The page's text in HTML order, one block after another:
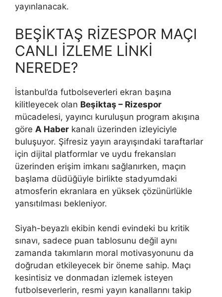
yayınlanacak.
BEŞİKTAŞ RİZESPOR MAÇI
CANLI İZLEME LİNKİ
NEREDE?
İstanbul’da futbolseverleri ekran başına
kilitleyecek olan Beşiktaş – Rizespor
mücadelesi, yayıncı kuruluşun program akışına
göre A Haber kanalı üzerinden izleyiciyle
buluşuyor. Şifresiz yayın arayışındaki taraftarlar
için dijital platformlar ve uydu frekansları
üzerinden erişim imkanı sağlanırken, maçın
başlama düdüğüyle birlikte stadyumdaki
atmosferin ekranlara en yüksek çözünürlükle
yansıtılması bekleniyor.
Siyah-beyazlı ekibin kendi evindeki bu kritik
sınavı, sadece puan tablosunu değil aynı
zamanda takımların moral motivasyonunu da
doğrudan etkileyecek bir öneme sahip. Maçı
kesintisiz ve donmadan izlemek isteyen
futbolseverlerin, resmi yayın kanallarını takip